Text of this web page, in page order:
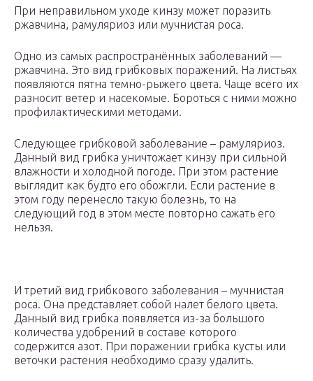
При неправильном уходе кинзу может поразить
ржавчина, рамуляриоз или мучнистая роса.
Одно из самых распространённых заболеваний —
ржавчина. Это вид грибковых поражений. На листьях
появляются пятна темно-рыжего цвета. Чаще всего их
разносит ветер и насекомые. Бороться с ними можно
профилактическими методами.
Следующее грибковой заболевание – рамуляриоз.
Данный вид грибка уничтожает кинзу при сильной
влажности и холодной погоде. При этом растение
выглядит как будто его обожгли. Если растение в
этом году перенесло такую болезнь, то на
следующий год в этом месте повторно сажать его
нельзя.
И третий вид грибкового заболевания – мучнистая
роса. Она представляет собой налет белого цвета.
Данный вид грибка появляется из-за большого
количества удобрений в составе которого
содержится азот. При поражении грибка кусты или
веточки растения необходимо сразу удалить.